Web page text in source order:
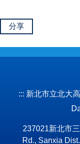
分享
::: 新北市立北大
237021新北市
Rd., Sanxia